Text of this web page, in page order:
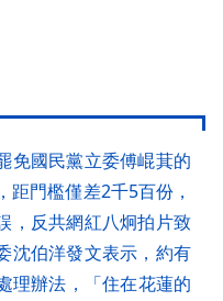
免國民黨立委傅崐萁的
門檻僅差2千5百份，
，反共網紅八炯拍片致
沈伯洋發文表示，約有
理辦法，「住在花蓮的